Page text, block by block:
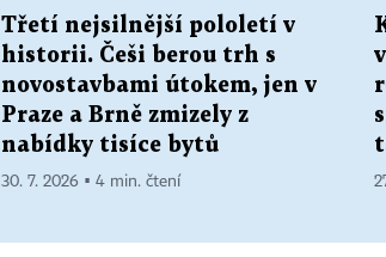
Třetí nejsilnější pololetí v
historii. Češi berou trh s
novostavbami útokem, jen v
Praze a Brně zmizely z
nabídky tisíce bytů
30. 7. 2026 ▪ 4 min. čtení